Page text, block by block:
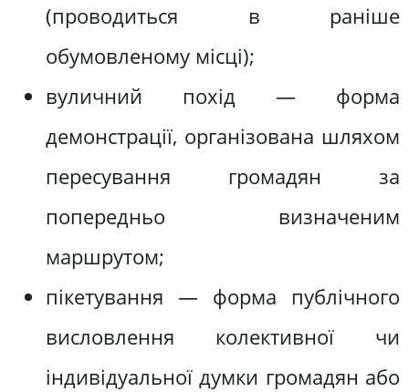
(проводиться в раніше
обумовленому місці);
вуличний похід — форма
демонстрації, організована шляхом
пересування громадян за
попередньо визначеним
маршрутом;
пікетування — форма публічного
висловлення колективної чи
індивідуальної думки громадян або